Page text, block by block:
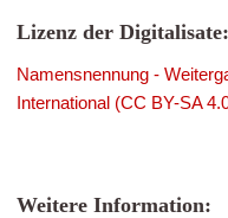
Lizenz der Digitalisate:
Namensnennung -
International (CC BY-SA
Weitere Information: